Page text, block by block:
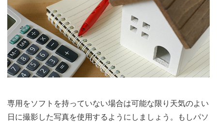
専用をソフトを持っていない場合は可能な限り天気のよい
日に撮影した写真を使用するようにしましょう。もしパソ